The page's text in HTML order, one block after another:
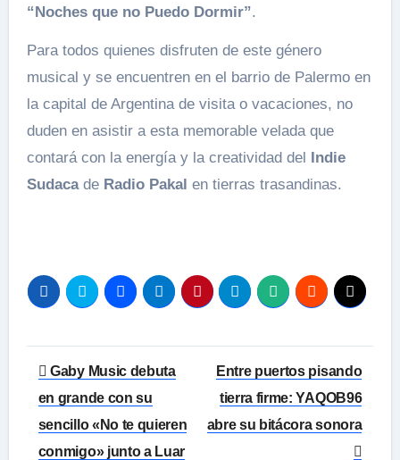
“Noches que no Puedo Dormir”.
Para todos quienes disfruten de este género
musical y se encuentren en el barrio de Palermo en
la capital de Argentina de visita o vacaciones, no
duden en asistir a esta memorable velada que
contará con la energía y la creatividad del Indie
Sudacade Radio Pakal en tierras trasandinas.
Navegación
de
entradas
Gaby Music debuta
en grande con su
sencillo «No te quieren
conmigo» junto a Luar
Entre puertos pisando
tierra firme: YAQOB96
abre su bitácora sonora